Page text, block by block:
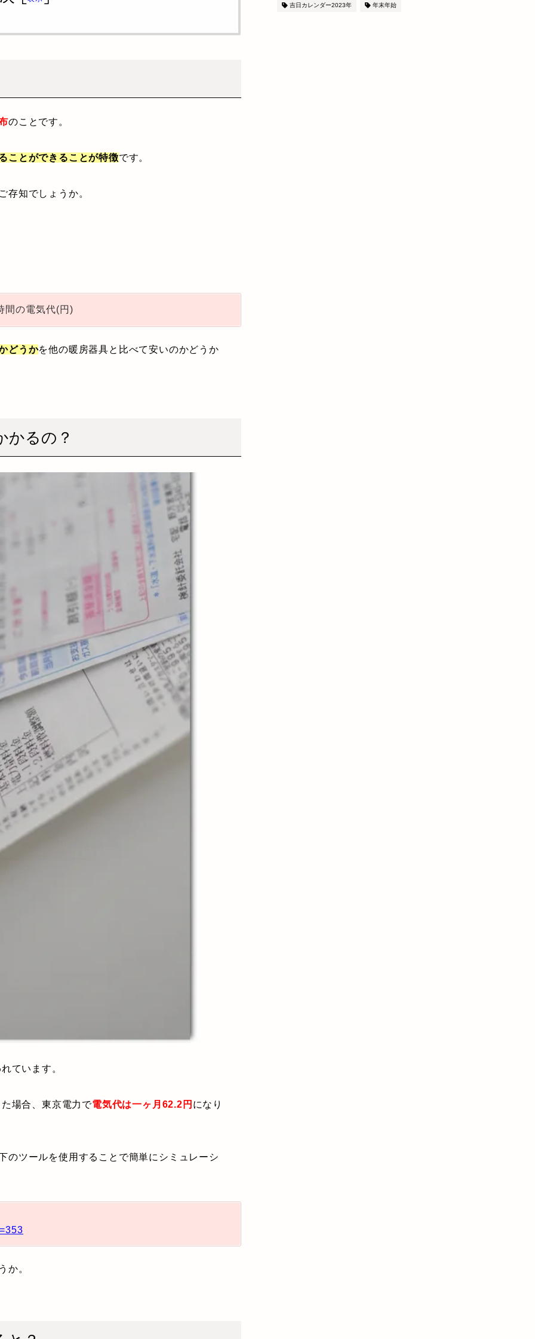
のことです。
ことができることが特徴です。
存知でしょうか。
間の電気代(円)
どうかを他の暖房器具と比べて安いのかどうか
かるの？
ています。
場合、東京電力で電気代は一ヶ月62.2円 になり
のツールを使用することで簡単にシミュレーシ
か。
吉日カレンダー2023年 年末年始